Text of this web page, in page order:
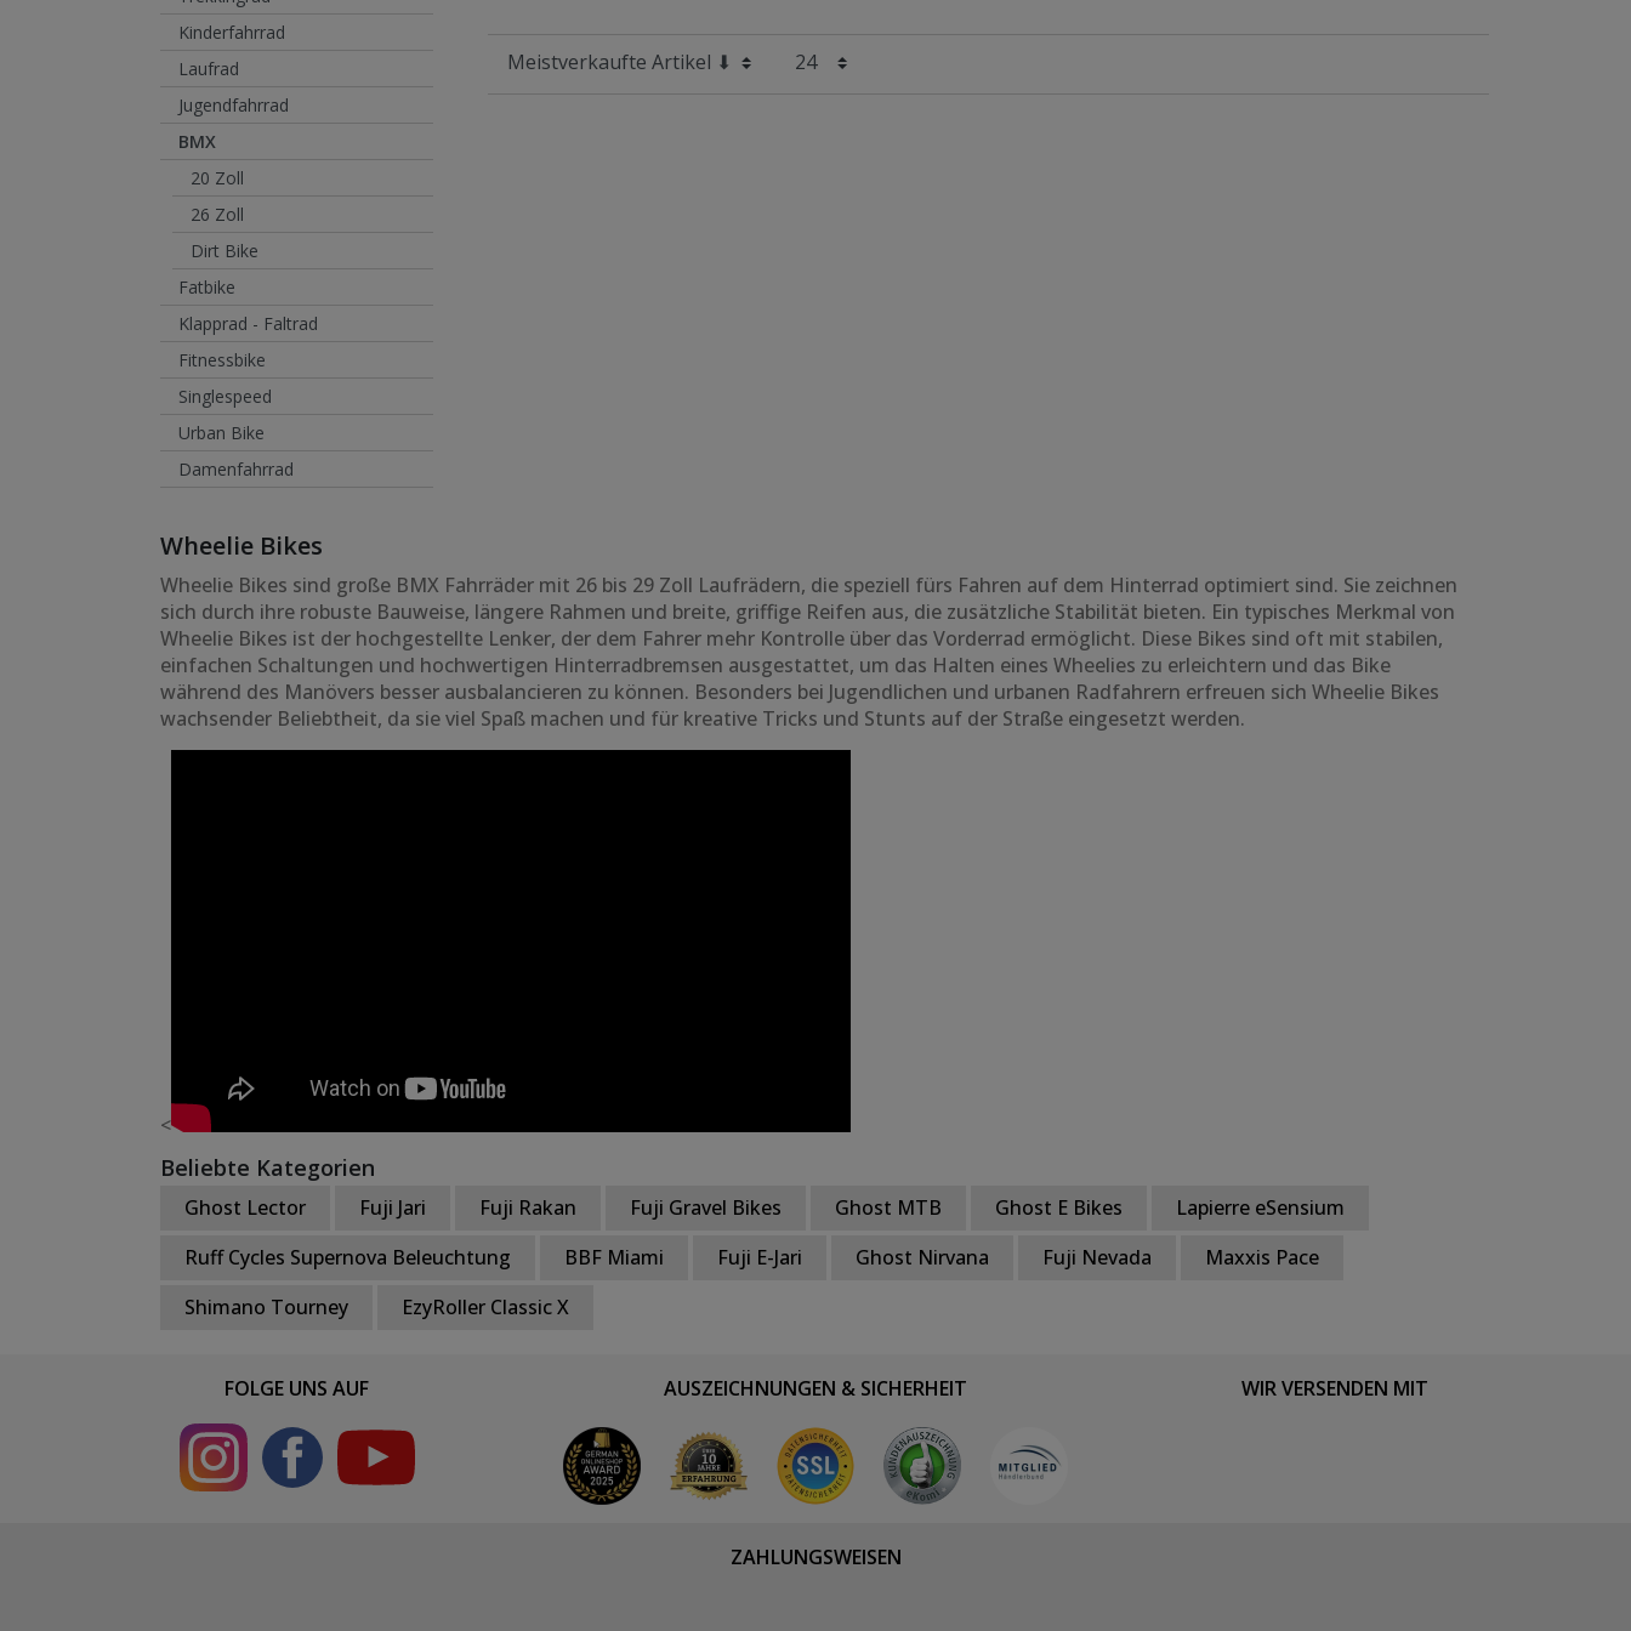
Kinderfahrrad
Laufrad
Jugendfahrrad
BMX
20 Zoll
26 Zoll
Dirt Bike
Fatbike
Klapprad - Faltrad
Fitnessbike
Singlespeed
Urban Bike
Damenfahrrad
Wheelie Bikes
Wheelie Bikes sind große BMX Fahrräder mit 26 bis 29 Zoll Laufrädern, die speziell fürs Fahren auf dem Hinterrad optimiert sind. Sie zeichnen
sich durch ihre robuste Bauweise, längere Rahmen und breite, griffige Reifen aus, die zusätzliche Stabilität bieten. Ein typisches Merkmal von
Wheelie Bikes ist der hochgestellte Lenker, der dem Fahrer mehr Kontrolle über das Vorderrad ermöglicht. Diese Bikes sind oft mit stabilen,
einfachen Schaltungen und hochwertigen Hinterradbremsen ausgestattet, um das Halten eines Wheelies zu erleichtern und das Bike
während des Manövers besser ausbalancieren zu können. Besonders bei Jugendlichen und urbanen Radfahrern erfreuen sich Wheelie Bikes
wachsender Beliebtheit, da sie viel Spaß machen und für kreative Tricks und Stunts auf der Straße eingesetzt werden.
<
Beliebte Kategorien
Ghost Lector Fuji Jari Fuji Rakan Fuji Gravel Bikes Ghost MTB Ghost E Bikes
Lapierre eSensium
Ruff Cycles Supernova Beleuchtung
BBF Miami Fuji E-Jari Ghost Nirvana Fuji Nevada
Maxxis Pace
Shimano Tourney
EzyRoller Classic X
FOLGE UNS AUF AUSZEICHNUNGEN & SICHERHEIT WIR VERSENDEN MIT
ZAHLUNGSWEISEN